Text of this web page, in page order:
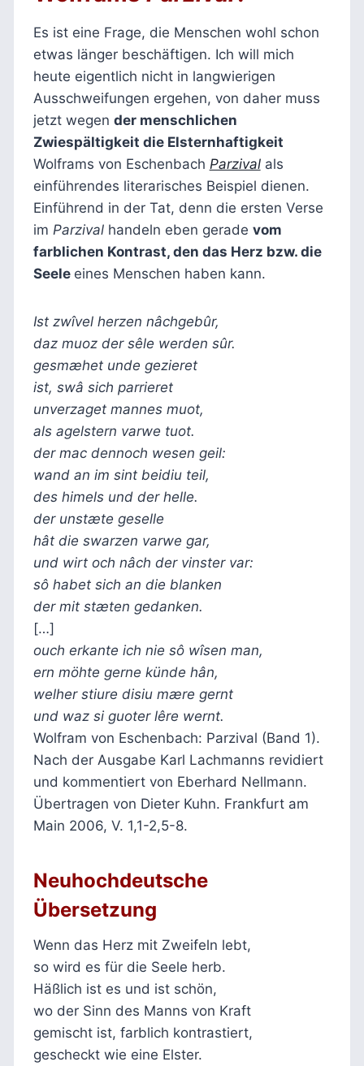
Es ist eine Frage, die Menschen wohl schon
etwas länger beschäftigen. Ich will mich
heute eigentlich nicht in langwierigen
Ausschweifungen ergehen, von daher muss
jetzt wegen der menschlichen
Zwiespältigkeit die Elsternhaftigkeit
Wolframs von Eschenbach Parzival als
einführendes literarisches Beispiel dienen.
Einführend in der Tat, denn die ersten Verse
im Parzival handeln eben gerade vom
farblichen Kontrast, den das Herz bzw. die
Seele eines Menschen haben kann.
Ist zwîvel herzen nâchgebûr,
daz muoz der sêle werden sûr.
gesmæhet unde gezieret
ist, swâ sich parrieret
unverzaget mannes muot,
als agelstern varwe tuot.
der mac dennoch wesen geil:
wand an im sint beidiu teil,
des himels und der helle.
der unstæte geselle
hât die swarzen varwe gar,
und wirt och nâch der vinster var:
sô habet sich an die blanken
der mit stæten gedanken.
[…]
ouch erkante ich nie sô wîsen man,
ern möhte gerne künde hân,
welher stiure disiu mære gernt
und waz si guoter lêre wernt.
Wolfram von Eschenbach: Parzival (Band 1).
Nach der Ausgabe Karl Lachmanns revidiert
und kommentiert von Eberhard Nellmann.
Übertragen von Dieter Kuhn. Frankfurt am
Main 2006, V. 1,1-2,5-8.
Neuhochdeutsche
Übersetzung
Wenn das Herz mit Zweifeln lebt,
so wird es für die Seele herb.
Häßlich ist es und ist schön,
wo der Sinn des Manns von Kraft
gemischt ist, farblich kontrastiert,
gescheckt wie eine Elster.